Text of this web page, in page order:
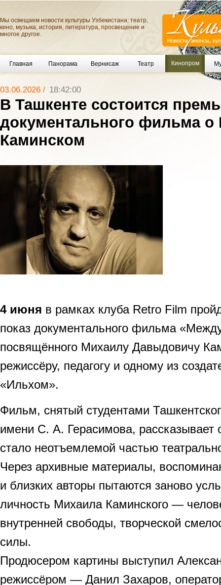
Мы освещаем новости культуры Узбекистана: театр,
кино, музыка, история, литература, просвещение и
многое другое.
Главная Панорама Вернисаж Театр Кинопром
03.06.2026 / 18:42:00
В Ташкенте состоится
документального фильма о
Каминском
4 июня в рамках клуба Retro Film
показ документального фильма
посвящённого Михаилу Давыдовичу
режиссёру, педагогу и одному из
«Ильхом».
Фильм, снятый студентами
имени С. А. Герасимова, рассказывает
стало неотъемлемой частью
Через архивные материалы,
и близких авторы пытаются заново
личность Михаила Каминского —
внутренней свободы, творческой
силы.
Продюсером картины выступил
режиссёром — Данил Захаров,